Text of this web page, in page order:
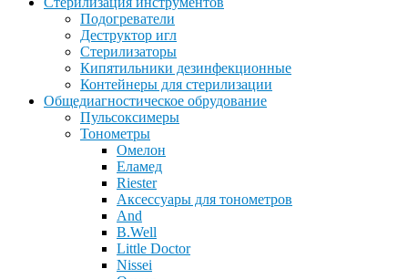
Подогреватели
Деструктор игл
Стерилизаторы
Кипятильники дезинфекционные
Контейнеры для стерилизации
Общедиагностическое обрудование
Пульсоксимеры
Тонометры
Омелон
Еламед
Riester
Аксессуары для тонометров
And
B.Well
Little Doctor
Nissei